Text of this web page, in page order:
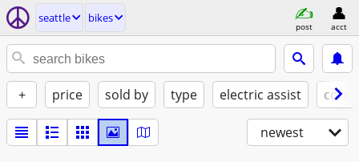
seattle bikes
post acct
+ price sold by type electric assist
newest